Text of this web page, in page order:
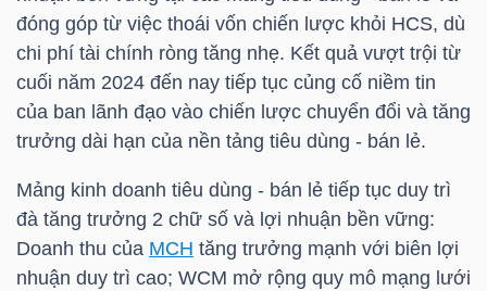
đóng góp từ việc thoái vốn chiến lược khỏi HCS, dù
chi phí tài chính ròng tăng nhẹ. Kết quả vượt trội từ
cuối năm 2024 đến nay tiếp tục củng cố niềm tin
của ban lãnh đạo vào chiến lược chuyển đổi và tăng
trưởng dài hạn của nền tảng tiêu dùng - bán lẻ.
Mảng kinh doanh tiêu dùng - bán lẻ tiếp tục duy trì
đà tăng trưởng 2 chữ số và lợi nhuận bền vững:
Doanh thu của MCH tăng trưởng mạnh với biên lợi
nhuận duy trì cao; WCM mở rộng quy mô mạng lưới
THẾ
GIỚI
ĐÔNG
DƯƠNG